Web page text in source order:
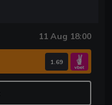
11 Aug 18:00
1.69